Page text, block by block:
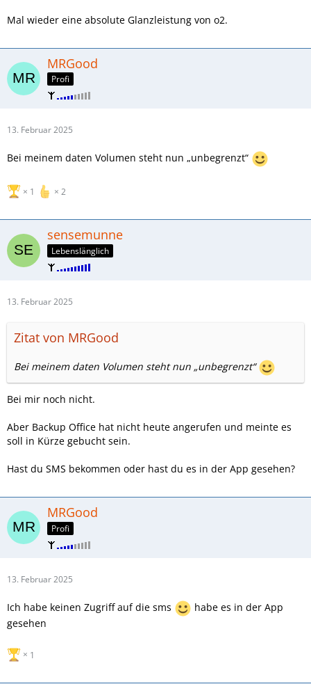
Mal wieder eine absolute Glanzleistung von o2.
MRGood
Profi
13. Februar 2025
Bei meinem daten Volumen steht nun „unbegrenzt“
1 2
sensemunne
Lebenslänglich
13. Februar 2025
Zitat von MRGood
Bei meinem daten Volumen steht nun „unbegrenzt“
Bei mir noch nicht.
Aber Backup Office hat nicht heute angerufen und meinte es
soll in Kürze gebucht sein.
Hast du SMS bekommen oder hast du es in der App gesehen?
MRGood
Profi
13. Februar 2025
Ich habe keinen Zugriff auf die sms
habe es in der App
gesehen
1